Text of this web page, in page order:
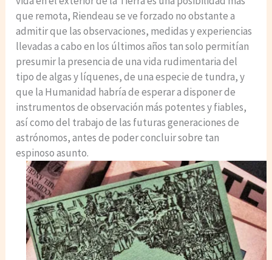
que remota, Riendeau se ve forzado no obstante a
admitir que las observaciones, medidas y experiencias
llevadas a cabo en los últimos años tan solo permitían
presumir la presencia de una vida rudimentaria del
tipo de algas y líquenes, de una especie de tundra, y
que la Humanidad habría de esperar a disponer de
instrumentos de observación más potentes y fiables,
así como del trabajo de las futuras generaciones de
astrónomos, antes de poder concluir sobre tan
espinoso asunto.